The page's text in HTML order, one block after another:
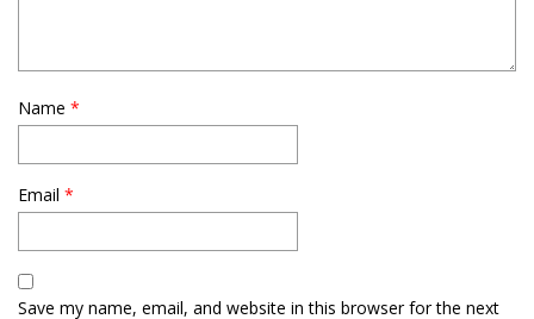
Name *
Email *
Save my name, email, and website in this browser for the next